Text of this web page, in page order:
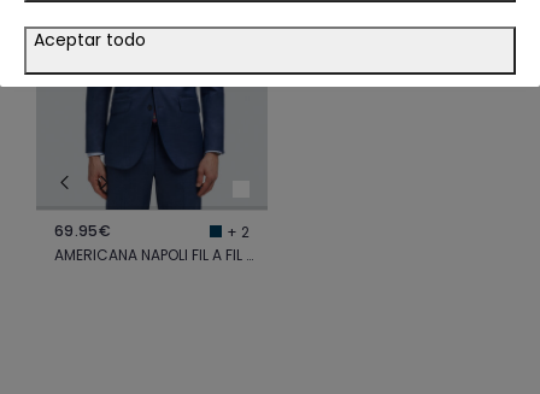
69.95€
+ 2
AMERICANA NAPOLI FIL A FIL AZUL
Aceptar todo